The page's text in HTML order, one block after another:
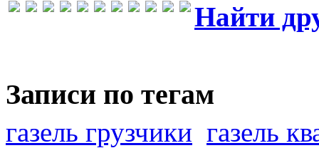
Найти
Записи по тегам
газель грузчики газель